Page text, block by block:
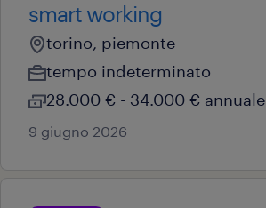
smart working
torino, piemonte
tempo indeterminato
28.000 € - 34.000 € annuale
9 giugno 2026